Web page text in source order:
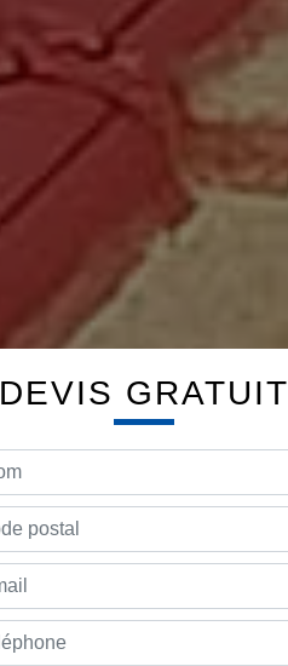
DEVIS GRATUIT